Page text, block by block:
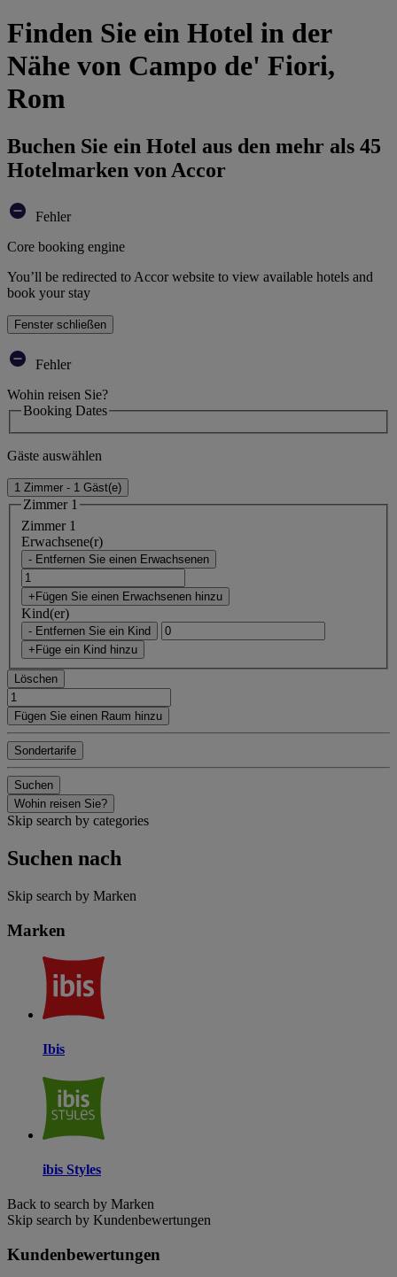
Finden Sie ein Hotel in der
Nähe von Campo de' Fiori,
Rom
Buchen Sie ein Hotel aus den mehr als 45
Hotelmarken von Accor
Fehler
Core booking engine
You’ll be redirected to Accor website to view available hotels and
book your stay
Fenster schließen
Fehler
Wohin reisen Sie?
Booking Dates
Gäste auswählen
1 Zimmer - 1 Gäst(e)
Zimmer 1
Zimmer 1
Erwachsene(r)
- Entfernen Sie einen Erwachsenen
+Fügen Sie einen Erwachsenen hinzu
Kind(er)
- Entfernen Sie ein Kind
+Füge ein Kind hinzu
Löschen
Fügen Sie einen Raum hinzu
Sondertarife
Suchen
Wohin reisen Sie?
Skip search by categories
Suchen nach
Skip search by Marken
Marken
Ibis
ibis Styles
Back to search by Marken
Skip search by Kundenbewertungen
Kundenbewertungen